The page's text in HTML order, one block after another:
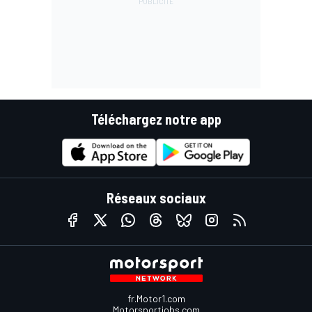
Téléchargez notre app
Réseaux sociaux
fr.Motor1.com
Motorsportjobs.com